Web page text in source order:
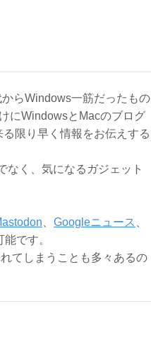
らWindows一筋だったもの
にWindowsとMacのブログ
限り早く情報をお伝えする
なく、気になるガジェット
Googleニュース
です。
てしまうことも多々あるの